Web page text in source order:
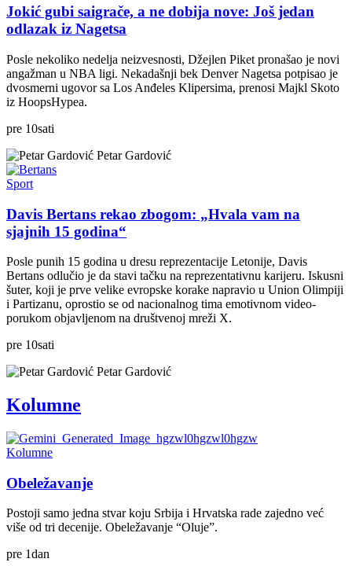
Jokić gubi saigrače, a ne dobija nove: Još jedan
odlazak iz Nagetsa
Posle nekoliko nedelja neizvesnosti, Džejlen Piket pronašao je novi
angažman u NBA ligi. Nekadašnji bek Denver Nagetsa potpisao je
dvosmerni ugovor sa Los Anđeles Klipersima, prenosi Majkl Skoto
iz HoopsHypea.
pre 10sati
Petar Gardović
Sport
Davis Bertans rekao zbogom: „Hvala vam na
sjajnih 15 godina“
Posle punih 15 godina u dresu reprezentacije Letonije, Davis
Bertans odlučio je da stavi tačku na reprezentativnu karijeru. Iskusni
šuter, koji je prve velike evropske korake napravio u Union Olimpiji
i Partizanu, oprostio se od nacionalnog tima emotivnom video-
porukom objavljenom na društvenoj mreži X.
pre 10sati
Petar Gardović
Kolumne
Kolumne
Obeležavanje
Postoji samo jedna stvar koju Srbija i Hrvatska rade zajedno već
više od tri decenije. Obeležavanje “Oluje”.
pre 1dan